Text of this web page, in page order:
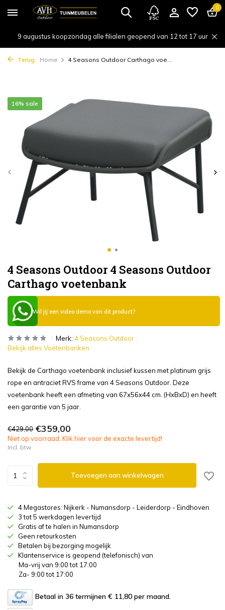
0
9 augustus koopzondag alle filialen geopend van 12 tot 17 uur
Terug Home 4 Seasons Outdoor Carthago voe...
4 Seasons Outdoor 4 Seasons Outdoor
Carthago voetenbank
16% sale
Wil jij een video demo van dit product?
Merk: 4 Seasons Outdoor
Bekijk alles Voetenbanken
Bekijk de Carthago voetenbank inclusief kussen met platinum grijs
rope en antraciet RVS frame van 4 Seasons Outdoor. Deze
voetenbank heeft een afmeting van 67x56x44 cm. (HxBxD) en heeft
een garantie van 5 jaar.
€429,00 €359,00
Niet op voorraad. Klik hier voor de exacte levertijd!
Incl. btw
Toevoegen aan winkelwagen
4 Megastores: Nijkerk - Numansdorp - Leiderdorp - Eindhoven
3 tot 5 werkdagen levertijd
Gratis af te halen in Numansdorp
Geen retourkosten
Betalen bij bezorging mogelijk
Klantenservice is geopend (telefonisch) van
Ma-vrij van 9:00 tot 17:00
Za- 9:00 tot 17:00
Betaal in 36 termijnen € 11,80 per maand.